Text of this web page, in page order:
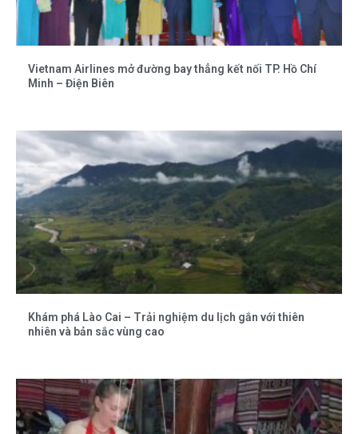
Vietnam Airlines mở đường bay thẳng kết nối TP. Hồ Chí
Minh – Điện Biên
Khám phá Lào Cai – Trải nghiệm du lịch gắn với thiên
nhiên và bản sắc vùng cao